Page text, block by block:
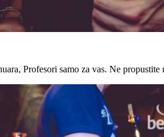
Profesori samo za vas. Ne